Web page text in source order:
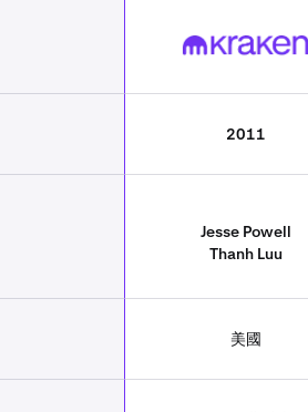
Kraken
2011
Jesse Powell
Thanh Luu
美國